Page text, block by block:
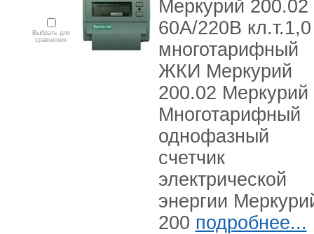
Выбрать для
сравнения
Меркурий 200.02
60А/220В кл.т.1,0
многотарифный
ЖКИ Меркурий
200.02 Меркурий
Многотарифный
однофазный
счетчик
электрической
энергии
200 подробнее...